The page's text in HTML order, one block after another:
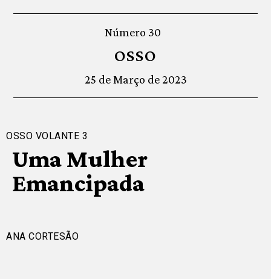
Número 30
OSSO
25 de Março de 2023
OSSO VOLANTE 3
Uma Mulher
Emancipada
ANA CORTESÃO